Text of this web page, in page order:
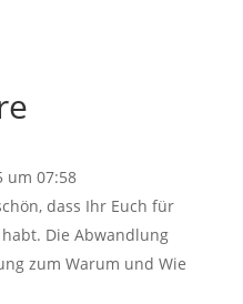
um 07:58
dass Ihr Euch für
Die Abwandlung
zum Warum und Wie